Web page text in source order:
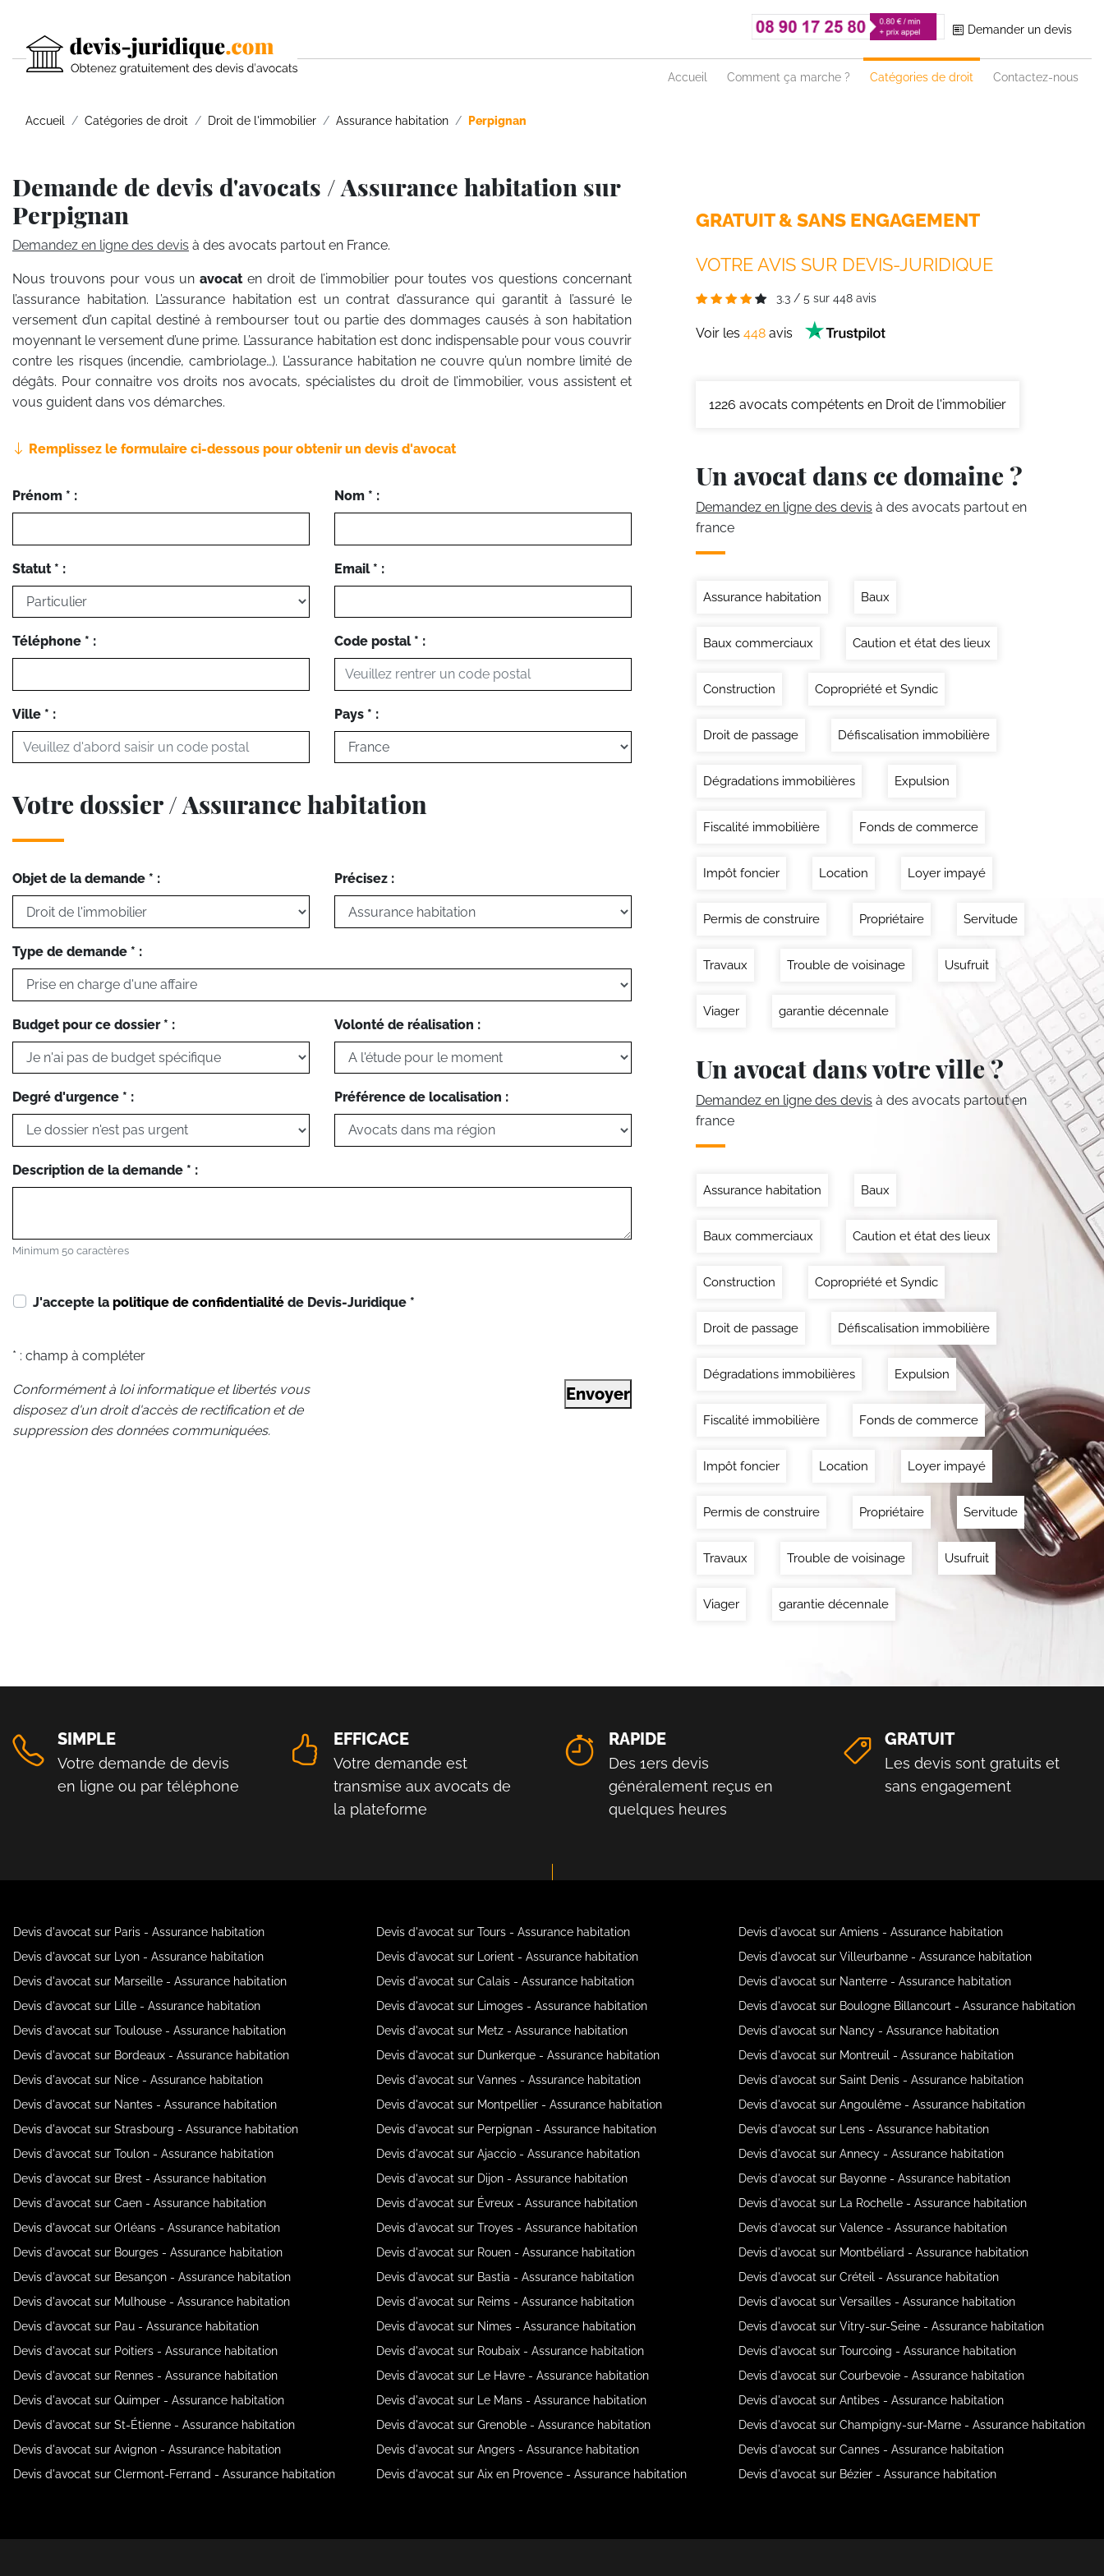
Demander un devis
Accueil Comment ça marche ? Catégories de droit Contactez-nous
Accueil Catégories de droit Droit de l'immobilier Assurance habitation Perpignan
Demande de devis d'avocats / Assurance habitation sur
Perpignan
Demandez en ligne des devis à des avocats partout en France.
Nous trouvons pour vous unavocaten droit de l’immobilier pour toutes vos questions concernant
l’assurance habitation. L’assurance habitation est un contrat d’assurance qui garantit à l’assuré le
versement d’un capital destiné à rembourser tout ou partie des dommages causés à son habitation
moyennant le versement d’une prime. L’assurance habitation est donc indispensable pour vous couvrir
contre les risques (incendie, cambriolage…). L’assurance habitation ne couvre qu’un nombre limité de
dégâts. Pour connaitre vos droits nos avocats, spécialistes du droit de l’immobilier, vous assistent et
vous guident dans vos démarches.
Remplissez le formulaire ci-dessous pour obtenir un devis d'avocat
Prénom * : Nom * :
Statut * : Email * :
Téléphone * : Code postal * :
Ville * : Pays * :
Votre dossier / Assurance habitation
Objet de la demande * : Précisez :
Type de demande * :
Budget pour ce dossier * : Volonté de réalisation :
Degré d'urgence * : Préférence de localisation :
Description de la demande * :
Minimum 50 caractères
J'accepte la politique de confidentialité de Devis-Juridique *
* : champ à compléter
Conformément à loi informatique et libertés vous
disposez d'un droit d'accès de rectification et de
suppression des données communiquées.
Envoyer
GRATUIT & SANS ENGAGEMENT
VOTRE AVIS SUR DEVIS-JURIDIQUE
3.3 / 5 sur 448 avis
Voir les 448 avis
1226 avocats compétents en Droit de l'immobilier
Un avocat dans ce domaine ?
Demandez en ligne des devis à des avocats partout en
france
Assurance habitation Baux
Baux commerciaux Caution et état des lieux
Construction Copropriété et Syndic
Droit de passage Défiscalisation immobilière
Dégradations immobilières Expulsion
Fiscalité immobilière Fonds de commerce
Impôt foncier Location Loyer impayé
Permis de construire Propriétaire Servitude
Travaux Trouble de voisinage Usufruit
Viager garantie décennale
Un avocat dans votre ville ?
Demandez en ligne des devis à des avocats partout en
france
Assurance habitation Baux
Baux commerciaux Caution et état des lieux
Construction Copropriété et Syndic
Droit de passage Défiscalisation immobilière
Dégradations immobilières Expulsion
Fiscalité immobilière Fonds de commerce
Impôt foncier Location Loyer impayé
Permis de construire Propriétaire Servitude
Travaux Trouble de voisinage Usufruit
Viager garantie décennale
SIMPLE
Votre demande de devis
en ligne ou par téléphone
EFFICACE
Votre demande est
transmise aux avocats de
la plateforme
RAPIDE
Des 1ers devis
généralement reçus en
quelques heures
GRATUIT
Les devis sont gratuits et
sans engagement
Devis d'avocat sur Paris - Assurance habitation
Devis d'avocat sur Lyon - Assurance habitation
Devis d'avocat sur Marseille - Assurance habitation
Devis d'avocat sur Lille - Assurance habitation
Devis d'avocat sur Toulouse - Assurance habitation
Devis d'avocat sur Bordeaux - Assurance habitation
Devis d'avocat sur Nice - Assurance habitation
Devis d'avocat sur Nantes - Assurance habitation
Devis d'avocat sur Strasbourg - Assurance habitation
Devis d'avocat sur Toulon - Assurance habitation
Devis d'avocat sur Brest - Assurance habitation
Devis d'avocat sur Caen - Assurance habitation
Devis d'avocat sur Orléans - Assurance habitation
Devis d'avocat sur Bourges - Assurance habitation
Devis d'avocat sur Besançon - Assurance habitation
Devis d'avocat sur Mulhouse - Assurance habitation
Devis d'avocat sur Pau - Assurance habitation
Devis d'avocat sur Poitiers - Assurance habitation
Devis d'avocat sur Rennes - Assurance habitation
Devis d'avocat sur Quimper - Assurance habitation
Devis d'avocat sur St-Étienne - Assurance habitation
Devis d'avocat sur Avignon - Assurance habitation
Devis d'avocat sur Clermont-Ferrand - Assurance habitation
Devis d'avocat sur Tours - Assurance habitation
Devis d'avocat sur Lorient - Assurance habitation
Devis d'avocat sur Calais - Assurance habitation
Devis d'avocat sur Limoges - Assurance habitation
Devis d'avocat sur Metz - Assurance habitation
Devis d'avocat sur Dunkerque - Assurance habitation
Devis d'avocat sur Vannes - Assurance habitation
Devis d'avocat sur Montpellier - Assurance habitation
Devis d'avocat sur Perpignan - Assurance habitation
Devis d'avocat sur Ajaccio - Assurance habitation
Devis d'avocat sur Dijon - Assurance habitation
Devis d'avocat sur Évreux - Assurance habitation
Devis d'avocat sur Troyes - Assurance habitation
Devis d'avocat sur Rouen - Assurance habitation
Devis d'avocat sur Bastia - Assurance habitation
Devis d'avocat sur Reims - Assurance habitation
Devis d'avocat sur Nimes - Assurance habitation
Devis d'avocat sur Roubaix - Assurance habitation
Devis d'avocat sur Le Havre - Assurance habitation
Devis d'avocat sur Le Mans - Assurance habitation
Devis d'avocat sur Grenoble - Assurance habitation
Devis d'avocat sur Angers - Assurance habitation
Devis d'avocat sur Aix en Provence - Assurance habitation
Devis d'avocat sur Amiens - Assurance habitation
Devis d'avocat sur Villeurbanne - Assurance habitation
Devis d'avocat sur Nanterre - Assurance habitation
Devis d'avocat sur Boulogne Billancourt - Assurance habitation
Devis d'avocat sur Nancy - Assurance habitation
Devis d'avocat sur Montreuil - Assurance habitation
Devis d'avocat sur Saint Denis - Assurance habitation
Devis d'avocat sur Angoulême - Assurance habitation
Devis d'avocat sur Lens - Assurance habitation
Devis d'avocat sur Annecy - Assurance habitation
Devis d'avocat sur Bayonne - Assurance habitation
Devis d'avocat sur La Rochelle - Assurance habitation
Devis d'avocat sur Valence - Assurance habitation
Devis d'avocat sur Montbéliard - Assurance habitation
Devis d'avocat sur Créteil - Assurance habitation
Devis d'avocat sur Versailles - Assurance habitation
Devis d'avocat sur Vitry-sur-Seine - Assurance habitation
Devis d'avocat sur Tourcoing - Assurance habitation
Devis d'avocat sur Courbevoie - Assurance habitation
Devis d'avocat sur Antibes - Assurance habitation
Devis d'avocat sur Champigny-sur-Marne - Assurance habitation
Devis d'avocat sur Cannes - Assurance habitation
Devis d'avocat sur Bézier - Assurance habitation